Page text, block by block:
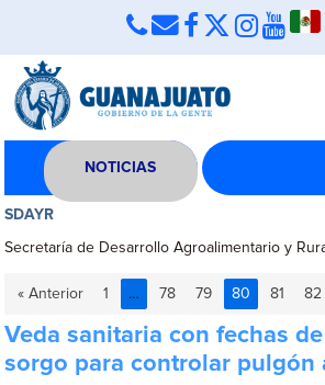
NOTICIAS
SDAYR
Secretaría de Desarrollo Agroalimentario y
« Anterior 1 … 78 79 80 81 82
Veda sanitaria con fechas
sorgo para controlar pulgón